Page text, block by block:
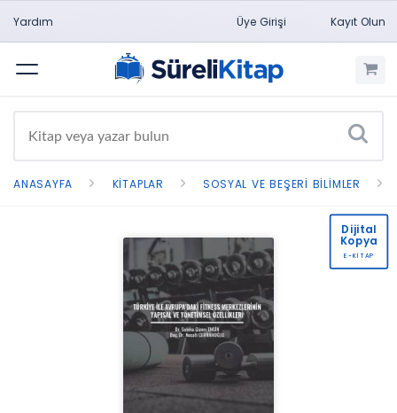
Yardım Üye Girişi Kayıt Olun
Menü
ANASAYFA KITAPLAR SOSYAL VE BEŞERI BILIMLER
Dijital
Kopya
E-KİTAP